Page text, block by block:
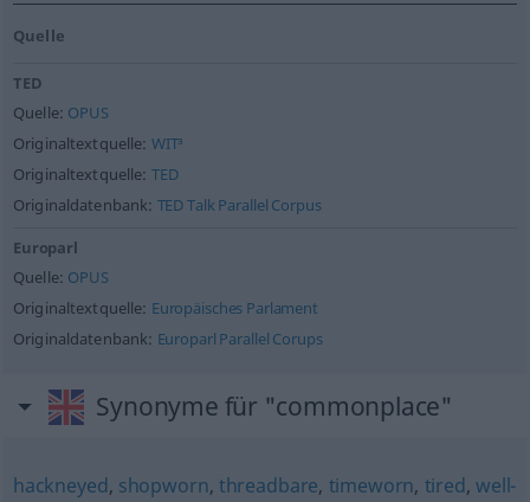
Quelle
TED
Quelle: OPUS
Originaltextquelle: WIT³
Originaltextquelle: TED
Originaldatenbank: TED Talk Parallel Corpus
Europarl
Quelle: OPUS
Originaltextquelle: Europäisches Parlament
Originaldatenbank: Europarl Parallel Corups
Synonyme für "commonplace"
hackneyed, shopworn, threadbare, timeworn, tired, well-